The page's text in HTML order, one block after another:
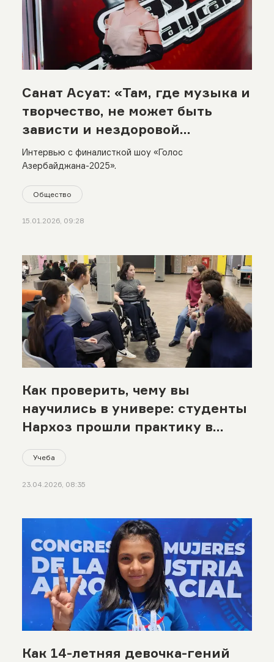
Санат Асуат: «Там, где музыка и
творчество, не может быть
зависти и нездоровой
конкуренции»
Интервью с финалисткой шоу «Голос
Азербайджана-2025».
Общество
15.01.2026, 09:28
Как проверить, чему вы
научились в универе: студенты
Нархоз прошли практику в
Учеба
23.04.2026, 08:35
Как 14-летняя девочка-гений